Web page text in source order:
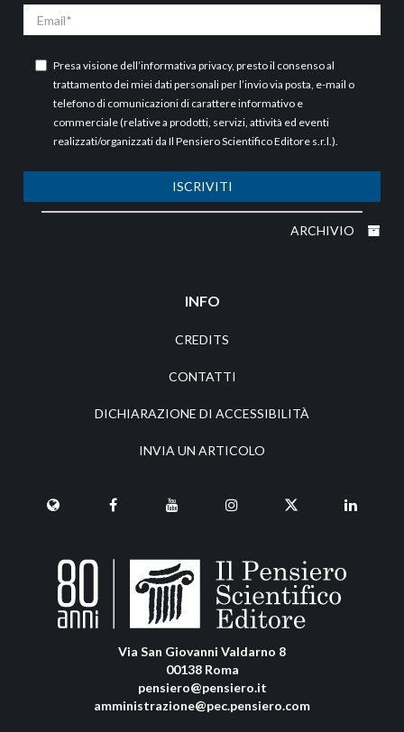
Presa visione dell’informativa privacy, presto il consenso al
trattamento dei miei dati personali per l’invio via posta, e-mail o
telefono di comunicazioni di carattere informativo e
commerciale (relative a prodotti, servizi, attività ed eventi
realizzati/organizzati da Il Pensiero Scientifico Editore s.r.l.).
ISCRIVITI
ARCHIVIO
INFO
CREDITS
CONTATTI
DICHIARAZIONE DI ACCESSIBILITÀ
INVIA UN ARTICOLO
Via San Giovanni Valdarno 8
00138 Roma
pensiero@pensiero.it
amministrazione@pec.pensiero.com